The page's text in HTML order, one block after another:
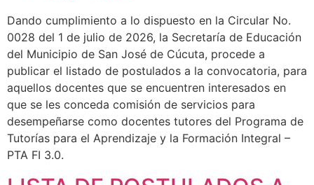
Dando cumplimiento a lo dispuesto en la Circular No.
0028 del 1 de julio de 2026, la Secretaría de Educación
del Municipio de San José de Cúcuta, procede a
publicar el listado de postulados a la convocatoria, para
aquellos docentes que se encuentren interesados en
que se les conceda comisión de servicios para
desempeñarse como docentes tutores del Programa de
Tutorías para el Aprendizaje y la Formación Integral –
PTA FI 3.0.